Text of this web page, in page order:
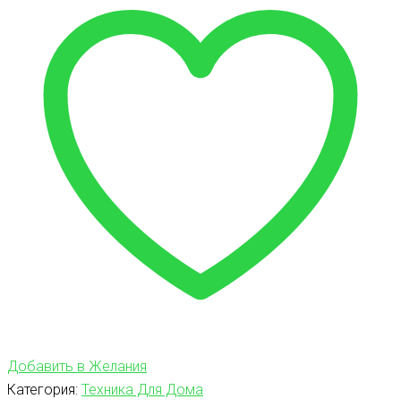
Добавить в Желания
Категория: Техника Для Дома